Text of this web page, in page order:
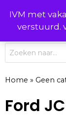
IVM met
verstuurd.
naar
inhoud
Producten
zoeken
Home » Geen
Ford